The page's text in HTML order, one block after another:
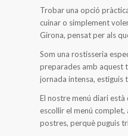
Trobar una opció
cuinar o simplement
Girona, pensat per als
Som una rostisseria
preparades amb aquest
jornada intensa, estiguis
El nostre menú diari
escollir el menú
postres, perquè puguis